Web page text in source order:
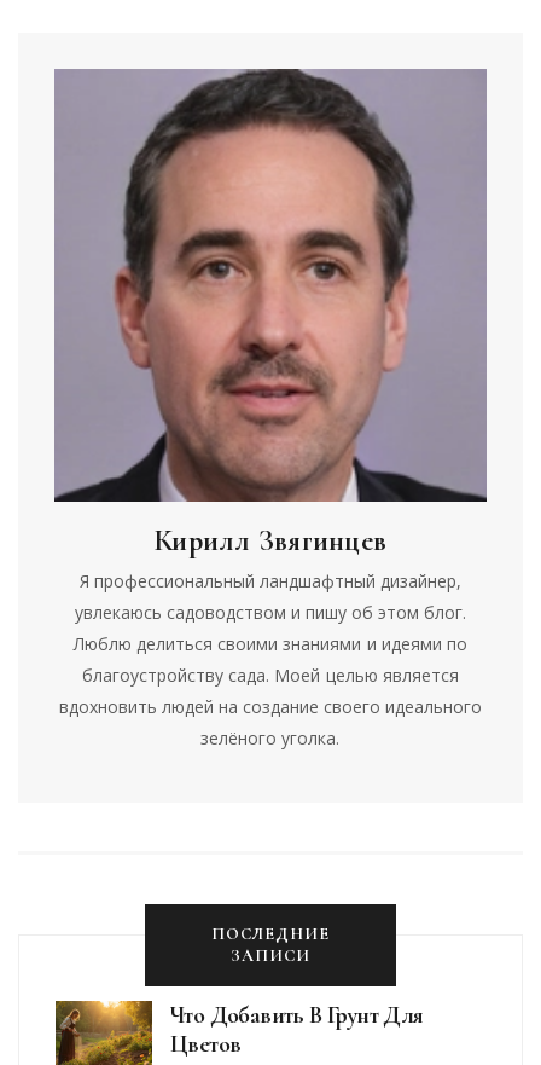
Кирилл Звягинцев
Я профессиональный ландшафтный дизайнер,
увлекаюсь садоводством и пишу об этом блог.
Люблю делиться своими знаниями и идеями по
благоустройству сада. Моей целью является
вдохновить людей на создание своего идеального
зелёного уголка.
ПОСЛЕДНИЕ
ЗАПИСИ
Что Добавить В Грунт Для
Цветов